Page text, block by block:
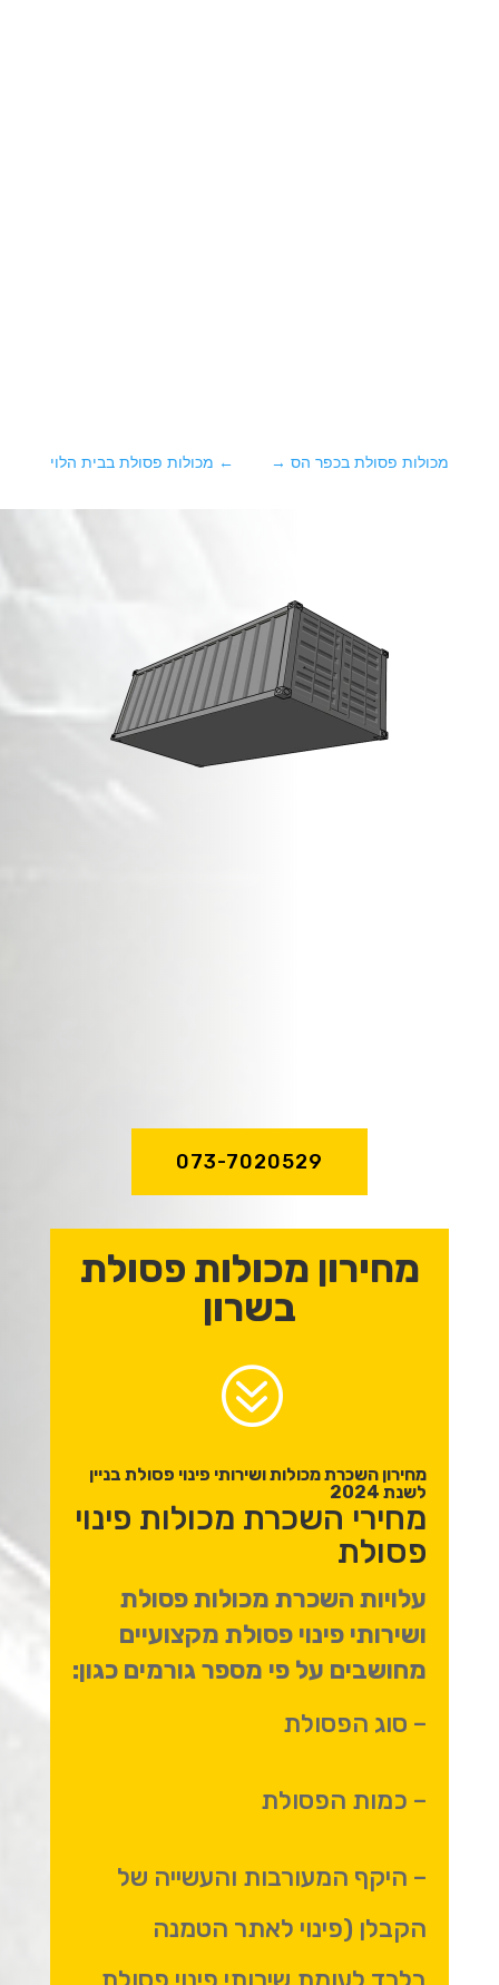
← מכולות פסולת בבית הלוי מכולות פסולת בכפר הס→
073-7020529
מחירון מכולות פסולת
בשרון
?
מחירון השכרת מכולות ושירותי פינוי פסולת בניין
לשנת 2024
מחירי השכרת מכולות פינוי
פסולת
עלויות השכרת מכולות פסולת
ושירותי פינוי פסולת מקצועיים
מחושבים על פי מספר גורמים כגון:
– סוג הפסולת
– כמות הפסולת
– היקף המעורבות והעשייה של
הקבלן (פינוי לאתר הטמנה